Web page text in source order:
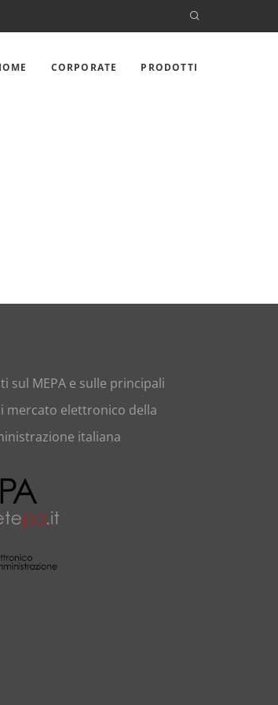
CORPORATE PRODOTTI
sul MEPA e sulle principali
mercato elettronico della
italiana